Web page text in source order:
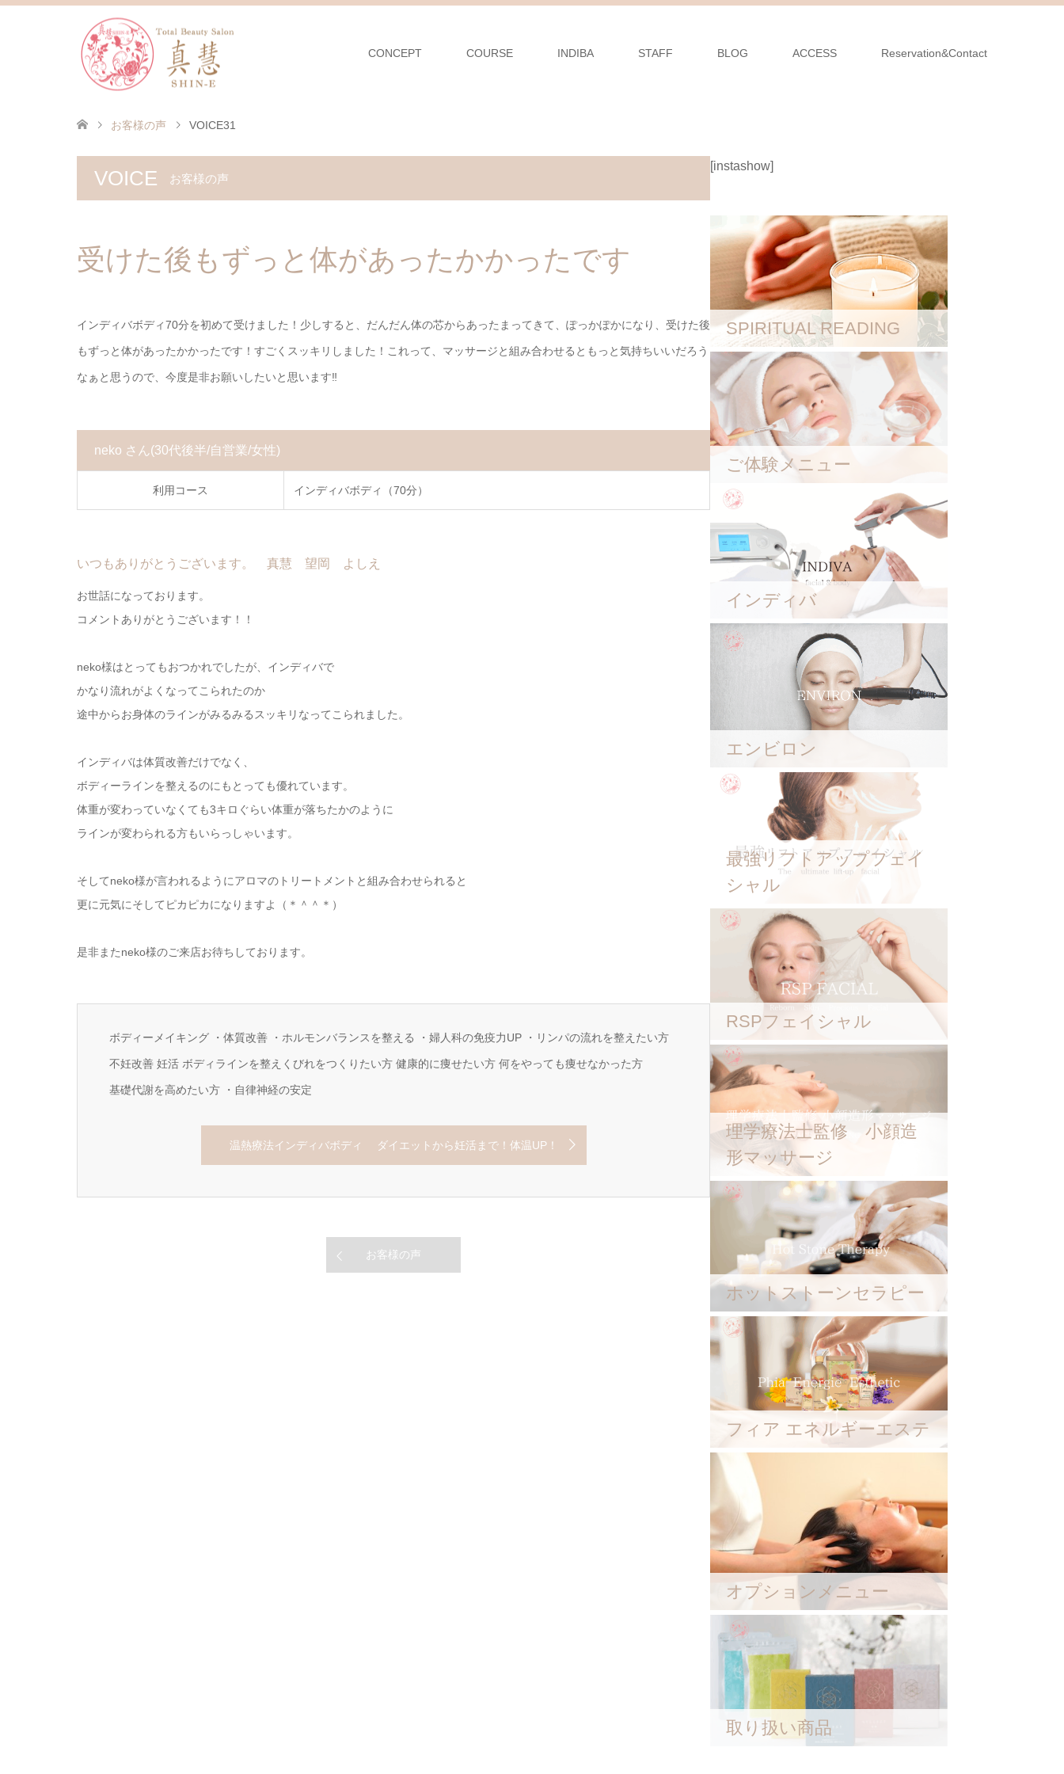
CONCEPT COURSE INDIBA STAFF BLOG ACCESS Reservation&Contact
お客様の声 VOICE31
VOICE お客様の声
受けた後もずっと体があったかかったです
インディバボディ70分を初めて受けました！少しすると、だんだん体の芯からあったまってきて、ぽっかぽかになり、受けた後
もずっと体があったかかったです！すごくスッキリしました！これって、マッサージと組み合わせるともっと気持ちいいだろう
なぁと思うので、今度是非お願いしたいと思います‼︎
neko さん(30代後半/自営業/女性)
利用コース インディバボディ（70分）
いつもありがとうございます。 真慧 望岡 よしえ
お世話になっております。
コメントありがとうございます！！
neko様はとってもおつかれでしたが、インディバで
かなり流れがよくなってこられたのか
途中からお身体のラインがみるみるスッキリなってこられました。
インディバは体質改善だけでなく、
ボディーラインを整えるのにもとっても優れています。
体重が変わっていなくても3キロぐらい体重が落ちたかのように
ラインが変わられる方もいらっしゃいます。
そしてneko様が言われるようにアロマのトリートメントと組み合わせられると
更に元気にそしてピカピカになりますよ（＊＾＾＊）
是非またneko様のご来店お待ちしております。
ボディーメイキング ・体質改善 ・ホルモンバランスを整える ・婦人科の免疫力UP ・リンパの流れを整えたい方
不妊改善 妊活 ボディラインを整えくびれをつくりたい方 健康的に痩せたい方 何をやっても痩せなかった方
基礎代謝を高めたい方 ・自律神経の安定
温熱療法インディバボディ ダイエットから妊活まで！体温UP！
お客様の声
[instashow]
SPIRITUAL READING
ご体験メニュー
インディバ
エンビロン
最強リフトアップフェイ
シャル
RSPフェイシャル
理学療法士監修 小顔造
形マッサージ
ホットストーンセラピー
フィア エネルギーエステ
オプションメニュー
取り扱い商品